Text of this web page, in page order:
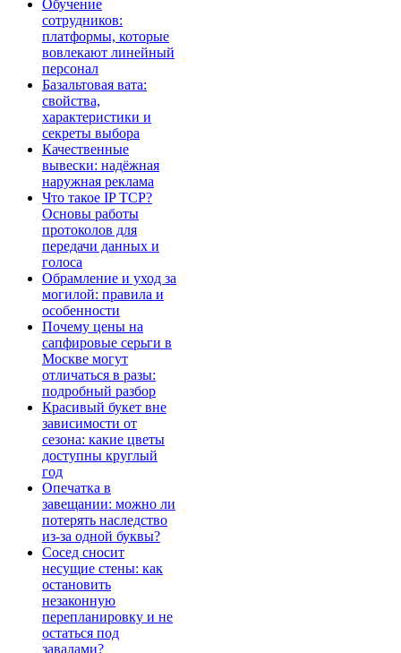
Обучение
сотрудников:
платформы, которые
вовлекают линейный
персонал
Базальтовая вата:
свойства,
характеристики и
секреты выбора
Качественные
вывески: надёжная
наружная реклама
Что такое IP TCP?
Основы работы
протоколов для
передачи данных и
голоса
Обрамление и уход за
могилой: правила и
особенности
Почему цены на
сапфировые серьги в
Москве могут
отличаться в разы:
подробный разбор
Красивый букет вне
зависимости от
сезона: какие цветы
доступны круглый
год
Опечатка в
завещании: можно ли
потерять наследство
из-за одной буквы?
Сосед сносит
несущие стены: как
остановить
незаконную
перепланировку и не
остаться под
завалами?